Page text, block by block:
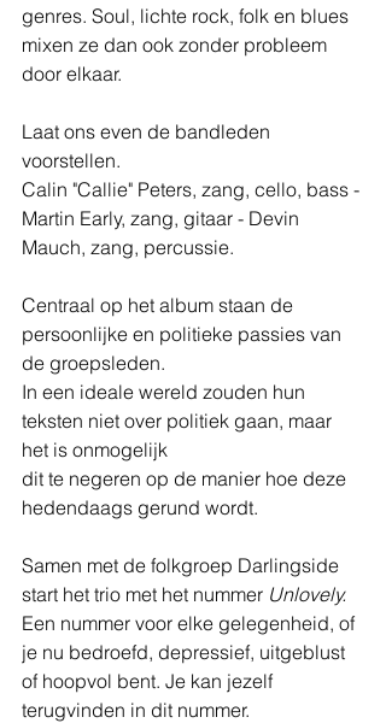
genres. Soul, lichte rock, folk en blues
mixen ze dan ook zonder probleem
door elkaar.
Laat ons even de bandleden
voorstellen.
Calin "Callie" Peters, zang, cello, bass -
Martin Early, zang, gitaar - Devin
Mauch, zang, percussie.
Centraal op het album staan de
persoonlijke en politieke passies van
de groepsleden.
In een ideale wereld zouden hun
teksten niet over politiek gaan, maar
het is onmogelijk
dit te negeren op de manier hoe deze
hedendaags gerund wordt.
Samen met de folkgroep Darlingside
start het trio met het nummer Unlovely.
Een nummer voor elke gelegenheid, of
je nu bedroefd, depressief, uitgeblust
of hoopvol bent. Je kan jezelf
terugvinden in dit nummer.